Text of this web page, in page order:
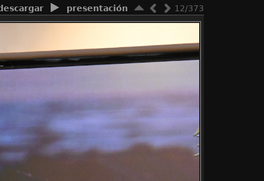
12/373
presentación